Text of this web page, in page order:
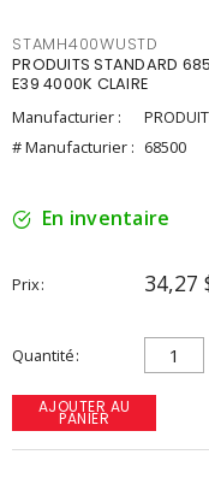
STAMH400WUSTD
PRODUITS STANDARD
E39 4000K CLAIRE
Manufacturier :
# Manufacturier : 68500
En inventaire
Prix 34,27
Quantité
AJOUTER AU
PANIER